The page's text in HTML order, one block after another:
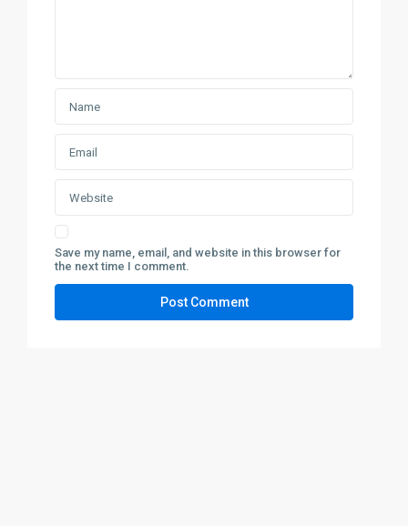
Save my name, email, and website in this browser for
the next time I comment.